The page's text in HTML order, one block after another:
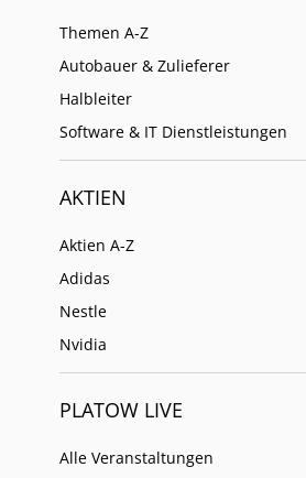
Themen A-Z
Autobauer & Zulieferer
Halbleiter
Software & IT Dienstleistungen
AKTIEN
Aktien A-Z
Adidas
Nestle
Nvidia
PLATOW LIVE
Alle Veranstaltungen